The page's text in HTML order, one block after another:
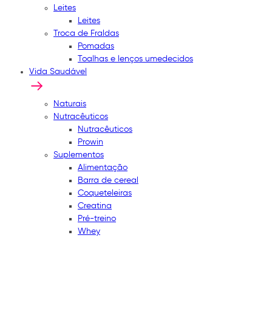
Leites
Leites
Troca de Fraldas
Pomadas
Toalhas e lenços umedecidos
Vida Saudável
Naturais
Nutracêuticos
Nutracêuticos
Prowin
Suplementos
Alimentação
Barra de cereal
Coqueteleiras
Creatina
Pré-treino
Whey